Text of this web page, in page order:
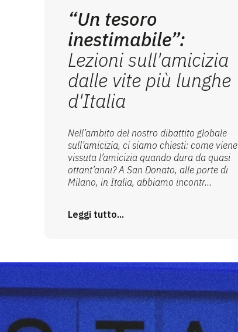
“Un tesoro
inestimabile”:
Lezioni sull'amicizia
dalle vite più lunghe
d'Italia
Nell’ambito del nostro dibattito globale
sull’amicizia, ci siamo chiesti: come viene
vissuta l’amicizia quando dura da quasi
ottant’anni? A San Donato, alle porte di
Milano, in Italia, abbiamo incontr...
Leggi tutto...